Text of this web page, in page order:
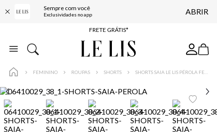
Sempre com você
Exclusividades no app ABRIR
ENTREGA EXPRESSA*
FRETE GRÁTIS*
BAIXE O APP
FEMININO ROUPAS SHORTS